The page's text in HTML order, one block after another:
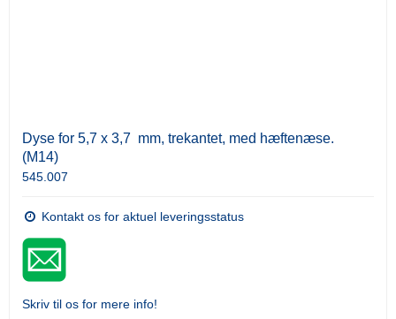
Dyse for 5,7 x 3,7 mm, trekantet, med hæftenæse.
(M14)
545.007
Kontakt os for aktuel leveringsstatus
Skriv til os for mere info!